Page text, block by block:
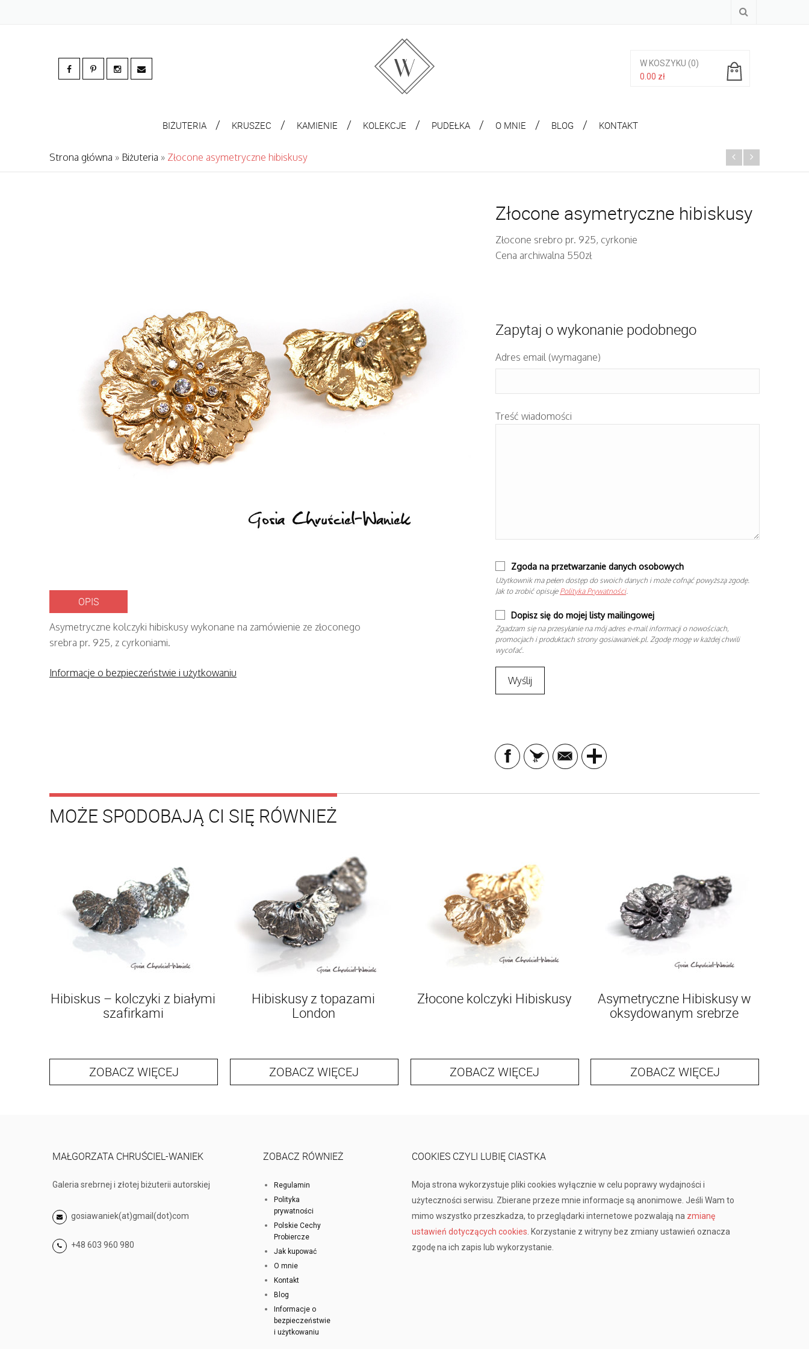
W KOSZYKU (0)
0.00 zł
BIŻUTERIA KRUSZEC KAMIENIE KOLEKCJE PUDEŁKA O MNIE BLOG KONTAKT
Strona główna » Biżuteria » Złocone asymetryczne hibiskusy
OPIS
Asymetryczne kolczyki hibiskusy wykonane na zamówienie ze złoconego
srebra pr. 925, z cyrkoniami.
Informacje o bezpieczeństwie i użytkowaniu
Złocone asymetryczne hibiskusy
Złocone srebro pr. 925, cyrkonie
Cena archiwalna 550zł
Zapytaj o wykonanie podobnego
Adres email (wymagane)
Treść wiadomości
Zgoda na przetwarzanie danych osobowych
Użytkownik ma pełen dostęp do swoich danych i może cofnąć powyższą zgodę.
Jak to zrobić opisuje Polityka Prywatności.
Dopisz się do mojej listy mailingowej
Zgadzam się na przesyłanie na mój adres e-mail informacji o nowościach,
promocjach i produktach strony gosiawaniek.pl. Zgodę mogę w każdej chwili
wycofać.
MOŻE SPODOBAJĄ CI SIĘ RÓWNIEŻ
Hibiskus – kolczyki z białymi
szafirkami
ZOBACZ WIĘCEJ
Hibiskusy z topazami
London
ZOBACZ WIĘCEJ
Złocone kolczyki Hibiskusy
ZOBACZ WIĘCEJ
Asymetryczne Hibiskusy w
oksydowanym srebrze
ZOBACZ WIĘCEJ
MAŁGORZATA CHRUŚCIEL-WANIEK
Galeria srebrnej i złotej biżuterii autorskiej
gosiawaniek(at)gmail(dot)com
+48 603 960 980
ZOBACZ RÓWNIEŻ
Regulamin
Polityka
prywatności
Polskie Cechy
Probiercze
Jak kupować
O mnie
Kontakt
Blog
Informacje o
bezpieczeństwie
i użytkowaniu
COOKIES CZYLI LUBIĘ CIASTKA
Moja strona wykorzystuje pliki cookies wyłącznie w celu poprawy wydajności i
użyteczności serwisu. Zbierane przeze mnie informacje są anonimowe. Jeśli Wam to
mimo wszystko przeszkadza, to przeglądarki internetowe pozwalają na zmianę
ustawień dotyczących cookies . Korzystanie z witryny bez zmiany ustawień oznacza
zgodę na ich zapis lub wykorzystanie.